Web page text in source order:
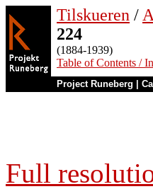
Tilskueren /
224
(1884-1939)
Table of Contents /
Project Runeberg
Full